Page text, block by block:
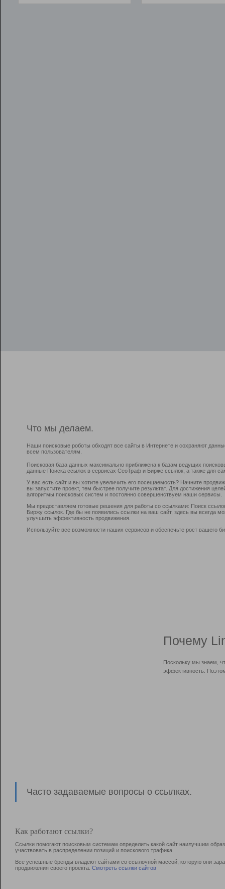
Что мы делаем.
Наши поисковые роботы обходят все сайты в Интернете и сохраняют
всем пользователям.
Поисковая база данных максимально приближена к базам ведущих
данные Поиска ссылок в сервисах СеоТраф и Бирже ссылок, а также для
У вас есть сайт и вы хотите увеличить его посещаемость? Начните
вы запустите проект, тем быстрее получите результат. Для достижения
алгоритмы поисковых систем и постоянно совершенствуем наши сервисы.
Мы предоставляем готовые решения для работы со ссылками: Поиск
Биржу ссылок. Где бы не появились ссылки на ваш сайт, здесь вы всегда
улучшить эффективность продвижения.
Используйте все возможности наших сервисов и обеспечьте рост вашего
Почему
Поскольку мы знаем,
эффективность.
Часто задаваемые вопросы о ссылках.
Как работают ссылки?
Ссылки помогают поисковым системам определить какой сайт наилучшим
участвовать в раcпределении позиций и поискового трафика.
Все успешные бренды владеют сайтами со ссылочной массой, которую они
продвижения своего проекта. Смотреть ссылки сайтов